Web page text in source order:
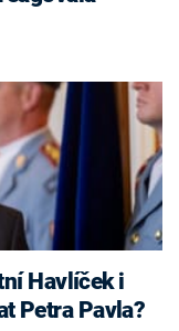
Petra Pavla?